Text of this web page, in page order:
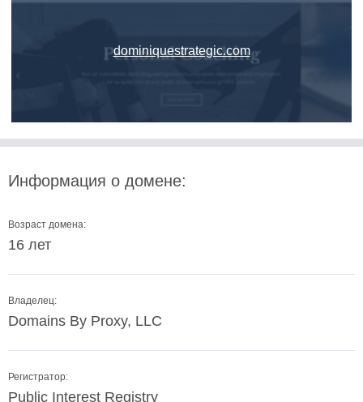
dominiquestrategic.com
Информация о домене:
Возраст домена:
16 лет
Владелец:
Domains By Proxy, LLC
Регистратор:
Public Interest Registry